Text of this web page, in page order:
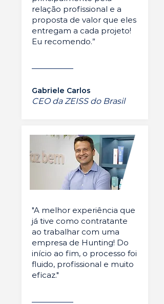
relação profissional e a
proposta de valor que eles
entregam a cada projeto!
Eu recomendo.”
Gabriele Carlos
CEO da ZEISS do Brasil
"A melhor experiência que
já tive como contratante
ao trabalhar com uma
empresa de Hunting! Do
início ao fim, o processo foi
fluido, profissional e muito
eficaz."